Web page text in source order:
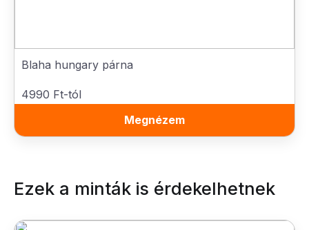
Blaha hungary párna
4990 Ft-tól
Megnézem
Ezek a minták is érdekelhetnek